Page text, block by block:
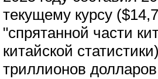
текущему курсу
"спрятанной части
китайской
триллионов